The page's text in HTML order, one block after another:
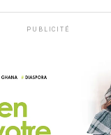
PUBLICITÉ